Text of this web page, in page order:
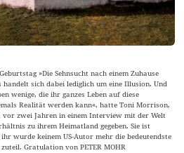
»Die Sehnsucht nach einem Zuhause
sich dabei lediglich um eine Illusion. Und
wenige, die ihr ganzes Leben auf diese
Realität werden kann«, hatte Toni Morrison,
vor zwei Jahren in einem Interview mit der Welt
zu ihrem Heimatland gegeben. Sie ist
wurde keinem US-Autor mehr die bedeutendste
Gratulation von PETER MOHR